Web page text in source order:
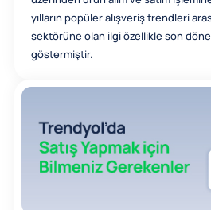
yılların popüler alışveriş trendleri
sektörüne olan ilgi özellikle son
göstermiştir.